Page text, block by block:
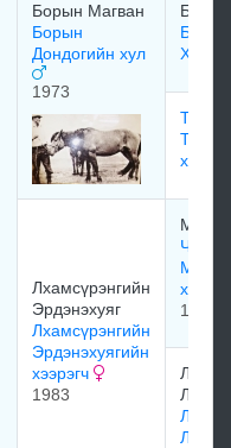
Борын Магван
Борын
Дондогийн хул
1973
Лхамсүрэнгийн
Эрдэнэхуяг
Лхамсүрэнгийн
Эрдэнэхуягийн
хээрэгч
1983
Мишиг
хээр
1974